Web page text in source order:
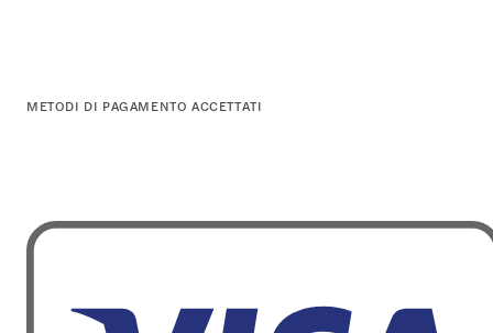
METODI DI PAGAMENTO ACCETTATI